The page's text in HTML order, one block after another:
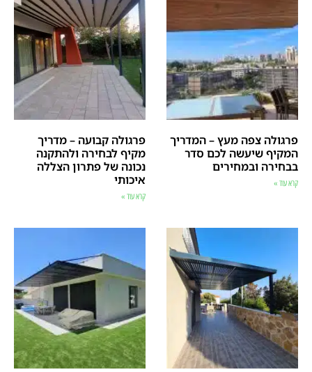
פרגולה צפה מעץ – המדריך
המקיף שיעשה לכם סדר
בבחירה ובמחירים
קרא עוד »
פרגולה קבועה – מדריך
מקיף לבחירה ולהתקנה
נכונה של פתרון הצללה
איכותי
קרא עוד »